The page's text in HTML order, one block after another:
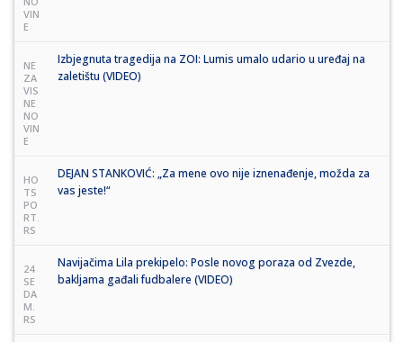
VIN
E
NE
ZA
VIS
NE
NO
VIN
E
Izbjegnuta tragedija na ZOI: Lumis umalo udario u uređaj na
zaletištu (VIDEO)
HO
TS
PO
RT.
RS
DEJAN STANKOVIĆ: „Za mene ovo nije iznenađenje, možda za
vas jeste!“
24
SE
DA
M.
RS
Navijačima Lila prekipelo: Posle novog poraza od Zvezde,
bakljama gađali fudbalere (VIDEO)